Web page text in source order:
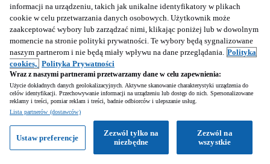
1 2
Bobcat w Polsce
informacji na urządzeniu, takich jak unikalne identyfikatory w plikach
cookie w celu przetwarzania danych osobowych. Użytkownik może
zaakceptować wybory lub zarządzać nimi, klikając poniżej lub w dowolnym
momencie na stronie polityki prywatności. Te wybory będą sygnalizowane
naszym partnerom i nie będą miały wpływu na dane przeglądania. Polityka
cookies, Polityka Prywatności
Wraz z naszymi partnerami przetwarzamy dane w celu zapewnienia:
Użycie dokładnych danych geolokalizacyjnych. Aktywne skanowanie charakterystyki urządzenia do
celów identyfikacji. Przechowywanie informacji na urządzeniu lub dostęp do nich. Spersonalizowane
reklamy i treści, pomiar reklam i treści, badnie odbiorców i ulepszanie usług.
Lista partnerów (dostawców)
Zezwól na
wszystkie
Zezwól tylko na
niezbędne
Ustaw preferencje